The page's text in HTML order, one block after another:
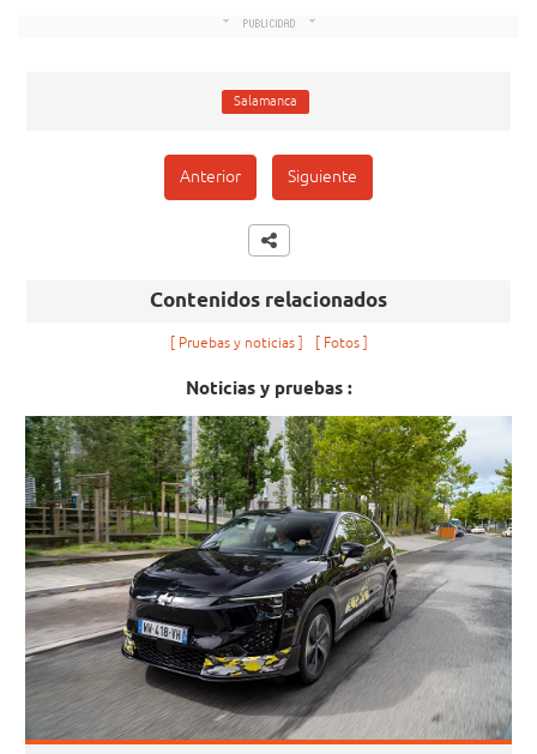
Salamanca
Anterior Siguiente
Contenidos relacionados
Pruebas y noticias Fotos
Noticias y pruebas :